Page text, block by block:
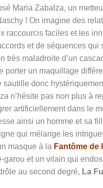
Maria Zabalza, un
! On imagine des
raccourcis faciles et les
et de séquences qui
très maladroite d’un
un maquillage
sautille donc
n’hésite pas non plus à
artificiellement dans le
ainsi un homme et sa
qui mélange les
masque à la Fantôme de
et un vilain qui
au second degré, La